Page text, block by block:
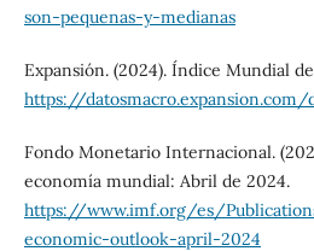
son-pequenas-y-medianas
Expansión. (2024). Índice Mundial
https://
Fondo Monetario Internacional.
economía mundial: Abril de 2024.
https://www.imf.org/es/
economic-outlook-april-2024